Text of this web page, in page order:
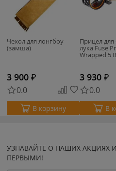
Чехол для лонгбоу
(замша)
3 900 ₽
0.0
В корзину
Прицел
лука Fuse
Wrapped 5
3 930 ₽
0.0
В
УЗНАВАЙТЕ О НАШИХ АКЦИЯХ
ПЕРВЫМИ!